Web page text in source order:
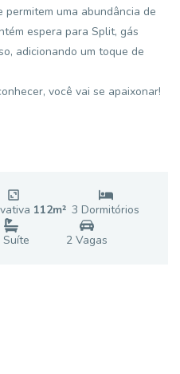
uma abundância de
espera para Split, gás
adicionando um toque de
você vai se apaixonar!
112m² 3 Dormitórios
Suíte 2Vagas